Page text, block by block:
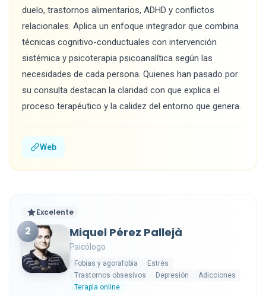
duelo, trastornos alimentarios, ADHD y conflictos
relacionales. Aplica un enfoque integrador que combina
técnicas cognitivo-conductuales con intervención
sistémica y psicoterapia psicoanalítica según las
necesidades de cada persona. Quienes han pasado por
su consulta destacan la claridad con que explica el
proceso terapéutico y la calidez del entorno que genera.
Web
Excelente
2 Miquel Pérez Pallejà
Psicólogo
Fobias y agorafobia
Estrés
Trastornos obsesivos
Depresión
Adicciones
Terapia online